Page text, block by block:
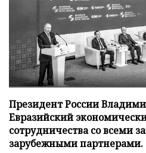
Президент России
Евразийский
сотрудничества со всеми
зарубежными партнерами.